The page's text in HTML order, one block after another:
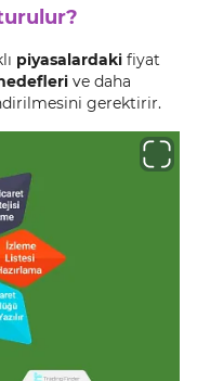
piyasalardaki fiyat
ve daha
gerektirir.